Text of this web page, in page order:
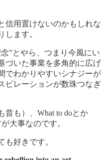
信用置けないのかもしれな
します。
”とやら、つまり今風にい
づいた事業を多角的に広げ
でわかりやすいシナジーが
ピレーションが数珠つなぎ
昔も）、What to doとか
大事なのです。
も好きです。